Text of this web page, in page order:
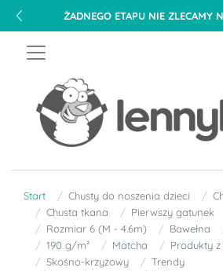
ŻADNEGO ETAPU NIE ZLECAMY
Start Chusty do noszenia dzieci
Chusta tkana
Pierwszy gatunek
Rozmiar 6 (M - 4.6m)
Bawełna
190 g/m²
Matcha Produkty
Skośno-krzyżowy
Trendy